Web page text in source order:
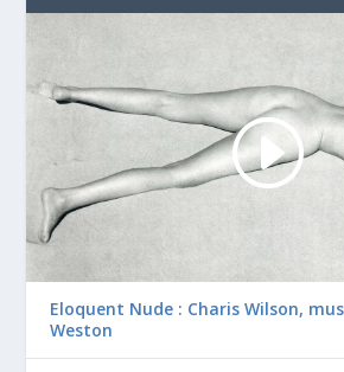
Eloquent Nude : Charis Wilson,
Weston